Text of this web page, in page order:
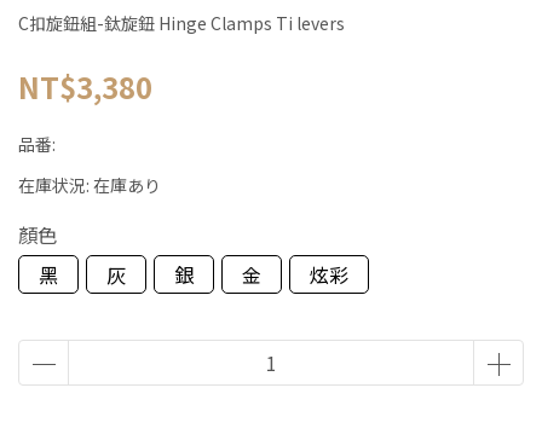
C扣旋鈕組-鈦旋鈕 Hinge Clamps Ti levers
NT$3,380
品番:
在庫状況: 在庫あり
顏色
黑
灰 銀 金 炫彩